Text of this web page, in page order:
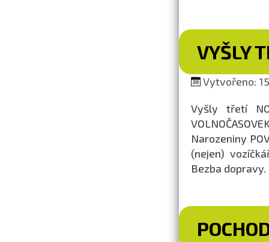
VYŠLY
Vytvořeno:
Vyšly třetí
Narozeniny
(nejen)
Bezba